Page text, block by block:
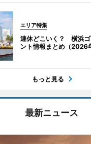
エリア特集
連休どこいく？ 横浜ゴ
ント情報まとめ（2026
もっと見る
最新ニュース